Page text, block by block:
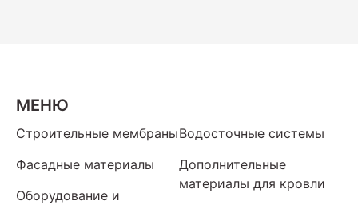
МЕНЮ
Строительные мембраны
Фасадные материалы
Оборудование и
Водосточные системы
Дополнительные
материалы для кровли